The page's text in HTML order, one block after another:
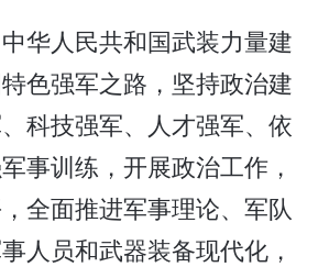
华人民共和国武装力量建
色强军之路，坚持政治建
科技强军、人才强军、依
事训练，开展政治工作，
全面推进军事理论、军队
人员和武器装备现代化，